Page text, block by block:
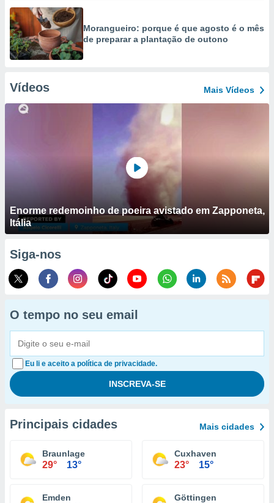
Morangueiro: porque é que agosto é o mês
de preparar a plantação de outono
Vídeos Mais Vídeos
Enorme redemoinho de poeira avistado em Zapponeta,
Itália
Siga-nos
O tempo no seu email
Eu li e aceito a política de privacidade.
Principais cidades Mais cidades
Braunlage
29° 13°
Cuxhaven
23° 15°
Emden Göttingen